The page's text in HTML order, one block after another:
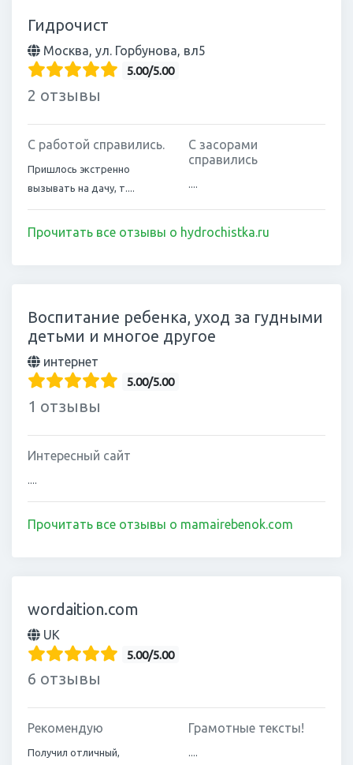
Гидрочист
Москва, ул. Горбунова, вл5
5.00/5.00
2 отзывы
С работой справились.
Пришлось экстренно
вызывать на дачу, т....
С засорами
справились
Прочитать все отзывы о hydrochistka.ru
Воспитание ребенка, уход за гудными
детьми и многое другое
интернет
5.00/5.00
1 отзывы
Интересный сайт
Прочитать все отзывы о mamairebenok.com
wordaition.com
UK
5.00/5.00
6 отзывы
Рекомендую
Получил отличный,
Грамотные тексты!
....